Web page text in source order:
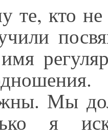
те, кто
имя
Мы
я